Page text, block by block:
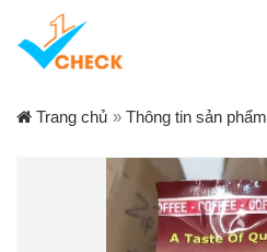
Trang chủ » Thông tin sản phẩm